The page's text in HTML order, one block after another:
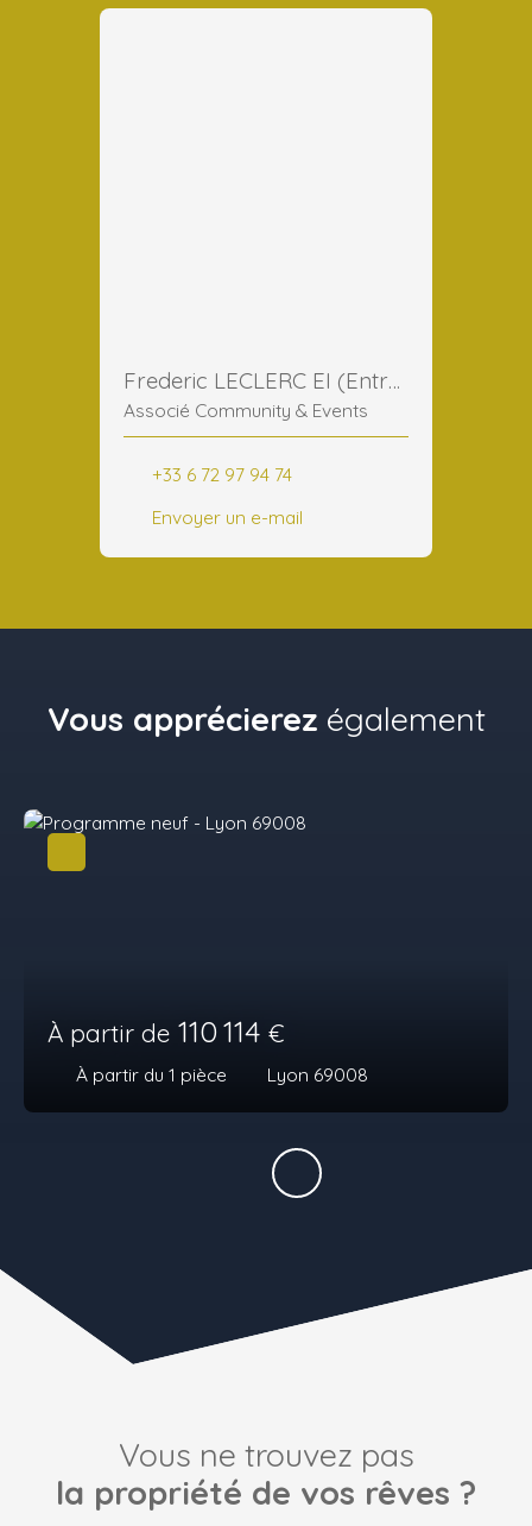
Frederic LECLERC EI (Entreprise Individuelle)
Associé Community & Events
+33 6 72 97 94 74
Envoyer un e-mail
Vous apprécierez également
À partir de 110 114 €
À partir du 1 pièce Lyon 69008
Vous ne trouvez pas
la propriété de vos rêves ?